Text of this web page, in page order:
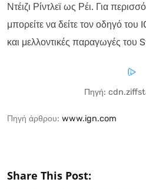
Ντέιζι Ρίντλεϊ ως Ρέι. Για
μπορείτε να δείτε τον οδηγό του
και μελλοντικές παραγωγές του
Πηγή:
Πηγή άρθρου: www.ign.com
Share This Post: